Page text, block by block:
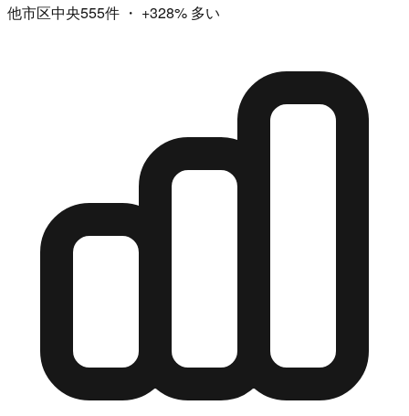
他市区中央555件 ・ +328% 多い